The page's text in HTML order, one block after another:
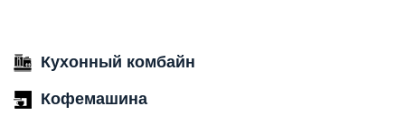
Кухонный комбайн
Кофемашина